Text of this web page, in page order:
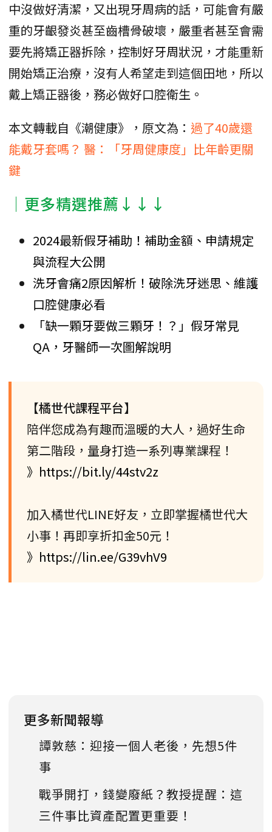
中沒做好清潔，又出現牙周病的話，可能會有嚴
重的牙齦發炎甚至齒槽骨破壞，嚴重者甚至會需
要先將矯正器拆除，控制好牙周狀況，才能重新
開始矯正治療，沒有人希望走到這個田地，所以
戴上矯正器後，務必做好口腔衛生。
本文轉載自《潮健康》，原文為： 過了40歲還
能戴牙套嗎？ 醫：「牙周健康度」比年齡更關
鍵
│更多精選推薦↓↓↓
2024最新假牙補助！補助金額、申請規定
與流程大公開
洗牙會痛2原因解析！破除洗牙迷思、維護
口腔健康必看
「缺一顆牙要做三顆牙！？」假牙常見
QA，牙醫師一次圖解說明
【橘世代課程平台】
陪伴您成為有趣而溫暖的大人，過好生命
第二階段，量身打造一系列專業課程！
》https://bit.ly/44stv2z
加入橘世代LINE好友，立即掌握橘世代大
小事！再即享折扣金50元！
》https://lin.ee/G39vhV9
更多新聞報導
譚敦慈：迎接一個人老後，先想5件
事
戰爭開打，錢變廢紙？教授提醒：這
三件事比資產配置更重要！